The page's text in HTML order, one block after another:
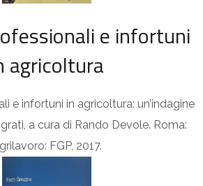
e infortuni
agricoltura
e infortuni in agricoltura: un’indagine
a cura di Rando Devole. Roma:
FGP, 2017.